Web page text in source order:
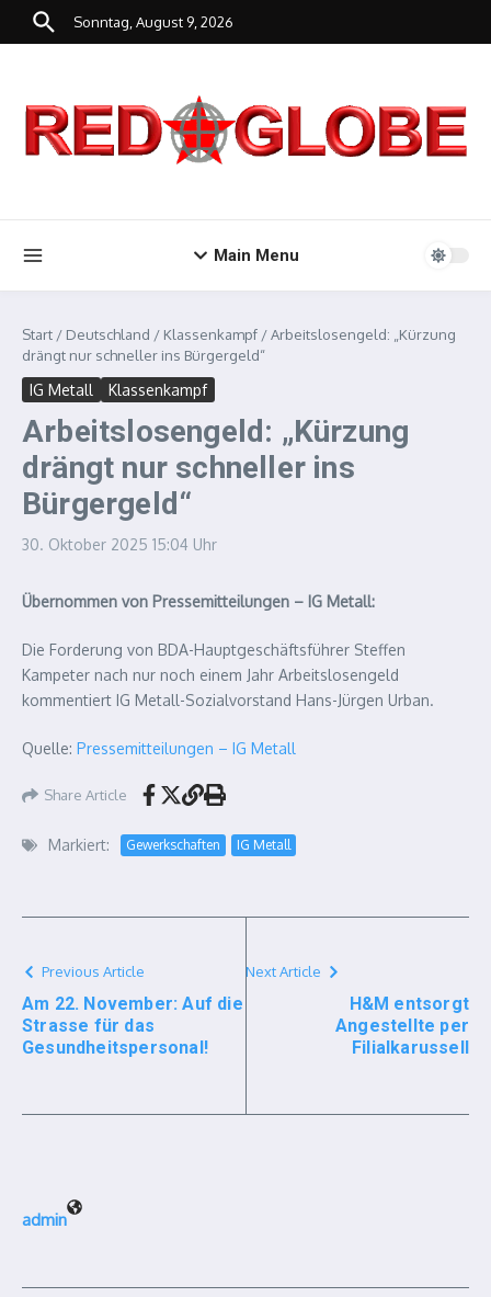
Zum Inhalt springen
Sonntag, August 9, 2026
Main Menu
Start / Deutschland / Klassenkampf /Arbeitslosengeld: „Kürzung
drängt nur schneller ins Bürgergeld“
IG Metall Klassenkampf
Arbeitslosengeld: „Kürzung
drängt nur schneller ins
Bürgergeld“
30. Oktober 2025 15:04 Uhr
Übernommen von Pressemitteilungen – IG Metall:
Die Forderung von BDA-Hauptgeschäftsführer Steffen
Kampeter nach nur noch einem Jahr Arbeitslosengeld
kommentiert IG Metall-Sozialvorstand Hans-Jürgen Urban.
Quelle: Pressemitteilungen – IG Metall
Share Article
Markiert: Gewerkschaften IG Metall
Previous Article
Am 22. November: Auf die
Strasse für das
Gesundheitspersonal!
Next Article
H&M entsorgt
Angestellte per
Filialkarussell
admin